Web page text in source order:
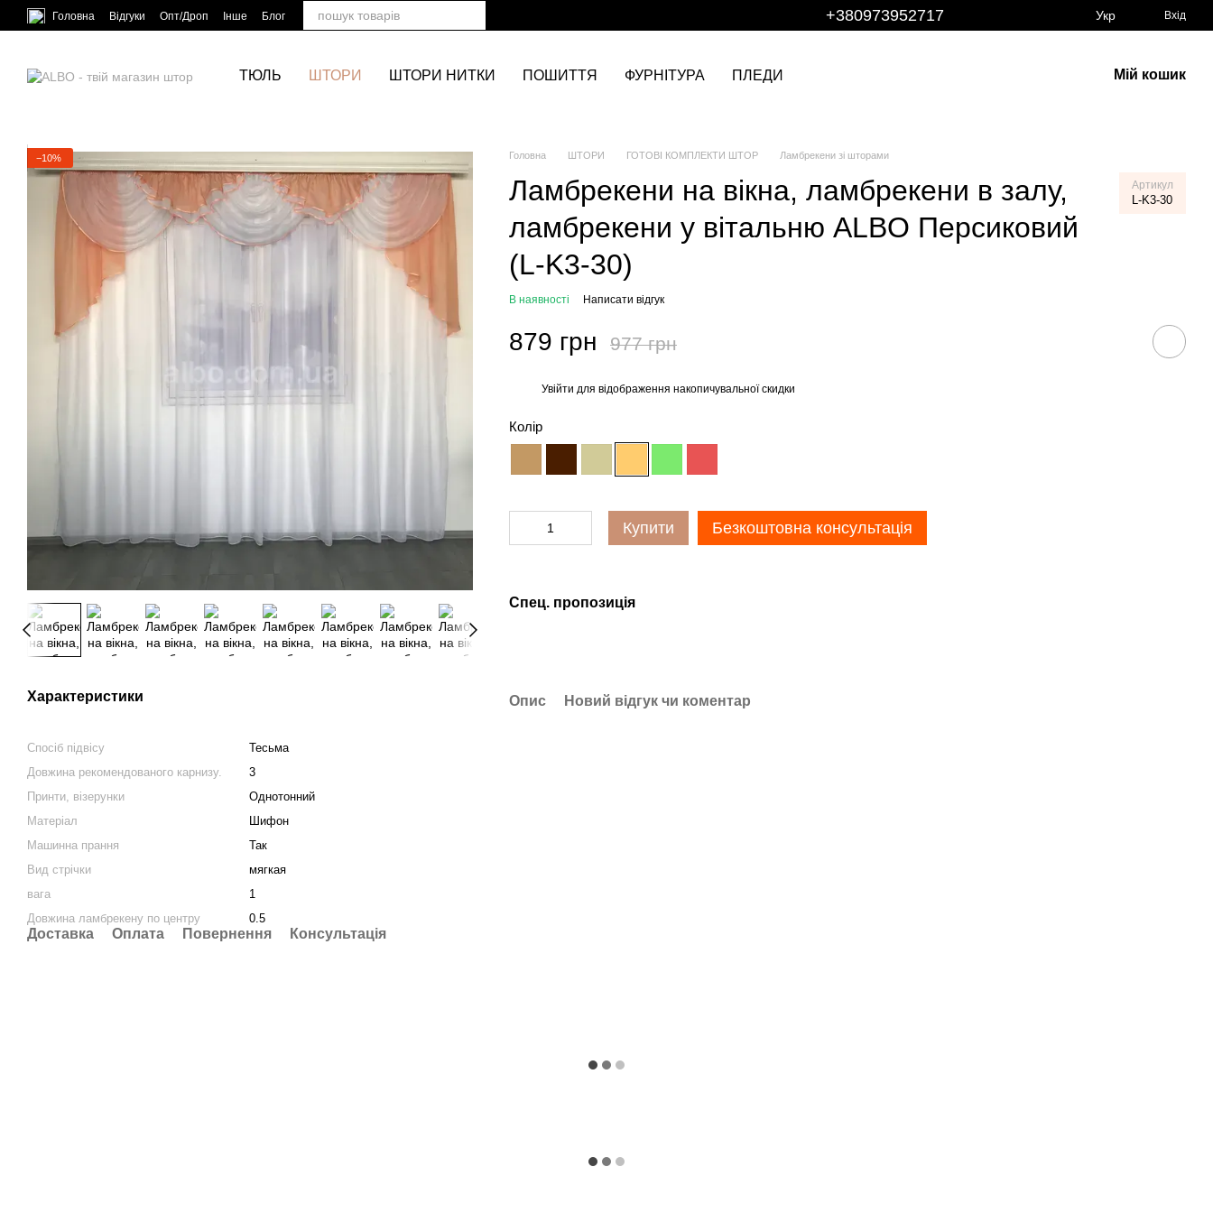
Перейти до основного контенту
Головна Відгуки Опт/Дроп Інше Блог +380973952717 Укр Вхід
ТЮЛЬ ШТОРИ ШТОРИ НИТКИ ПОШИТТЯ ФУРНІТУРА ПЛЕДИ Мій кошик
−10%
Характеристики
Спосіб підвісу
Тесьма
Довжина рекомендованого карнизу.
3
Принти, візерунки
Однотонний
Матеріал
Шифон
Машинна прання
Так
Вид стрічки
мягкая
вага
1
Довжина ламбрекену по центру
0.5
Доставка Оплата Повернення Консультація
Головна ШТОРИ ГОТОВІ КОМПЛЕКТИ ШТОР Ламбрекени зі шторами
Ламбрекени на вікна, ламбрекени в залу,
ламбрекени у вітальню ALBO Персиковий
(L-K3-30)
Артикул
L-K3-30
В наявності Написати відгук
879 грн 977 грн
Увійти для відображення накопичувальної скидки
Колір
Купити Безкоштовна консультація
Спец. пропозиція
Опис Новий відгук чи коментар